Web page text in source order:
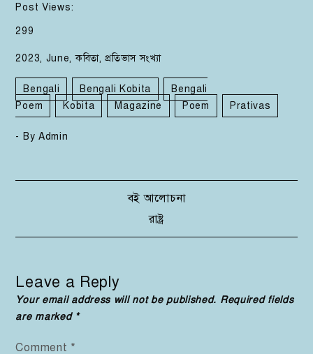
Post Views:
299
2023, June,কবিতা,প্রতিভাস সংখ্যা
Bengali Bengali Kobita
Bengali
Poem
Kobita Magazine Poem Prativas
- By Admin
navigation
বই আলোচনা
রাষ্ট্র
Leave a Reply
Your email address will not be published. Required fields
are marked *
Comment *